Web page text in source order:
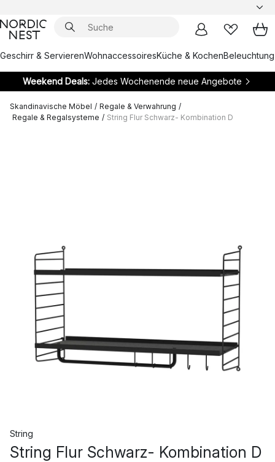
Geschirr & ServierenWohnaccessoiresKüche & KochenBeleuchtung
Weekend Deals:Jedes Wochenende neue Angebote
Skandinavische Möbel / Regale & Verwahrung /
Regale & Regalsysteme / String Flur Schwarz- Kombination D
String
String Flur Schwarz- Kombination D